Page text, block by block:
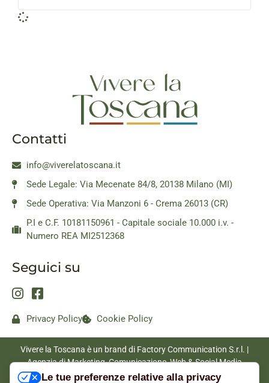
Contatti
info@viverelatoscana.it
Sede Legale: Via Mecenate 84/8, 20138 Milano (MI)
Sede Operativa: Via Manzoni 6 - Crema 26013 (CR)
P.I e C.F. 10181150961 - Capitale sociale 10.000 i.v. -
Numero REA MI2512368
Seguici su
Privacy Policy Cookie Policy
Vivere la Toscana è un brand di Factory Communication S.r.l. |
Agenzia di Marketing, Comunicazione, Web & Social Media
|www.factorycommunication.it
Le tue preferenze relative alla privacy